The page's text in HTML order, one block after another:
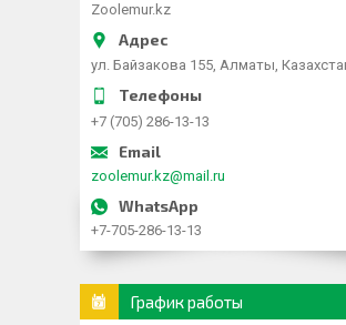
Zoolemur.kz
ул. Байзакова 155, Алматы,
+7 (705) 286-13-13
zoolemur.kz@mail.ru
+7-705-286-13-13
График работы